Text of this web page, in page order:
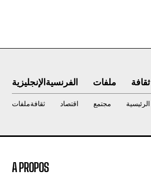
ثقافة ملفات الفرنسيةالإنجليزية
الرئيسية مجتمع اقتصاد ثقافةملفات
A PROPOS